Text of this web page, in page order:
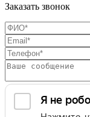
Заказать звонок